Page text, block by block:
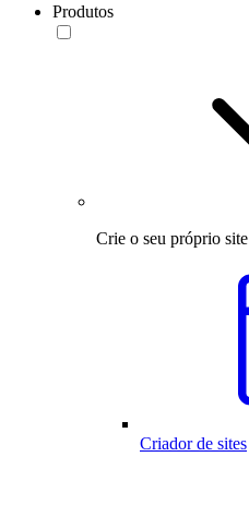
Produtos
Crie o seu próprio site
Criador de sites